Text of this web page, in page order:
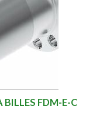
BILLES FDM-E-C